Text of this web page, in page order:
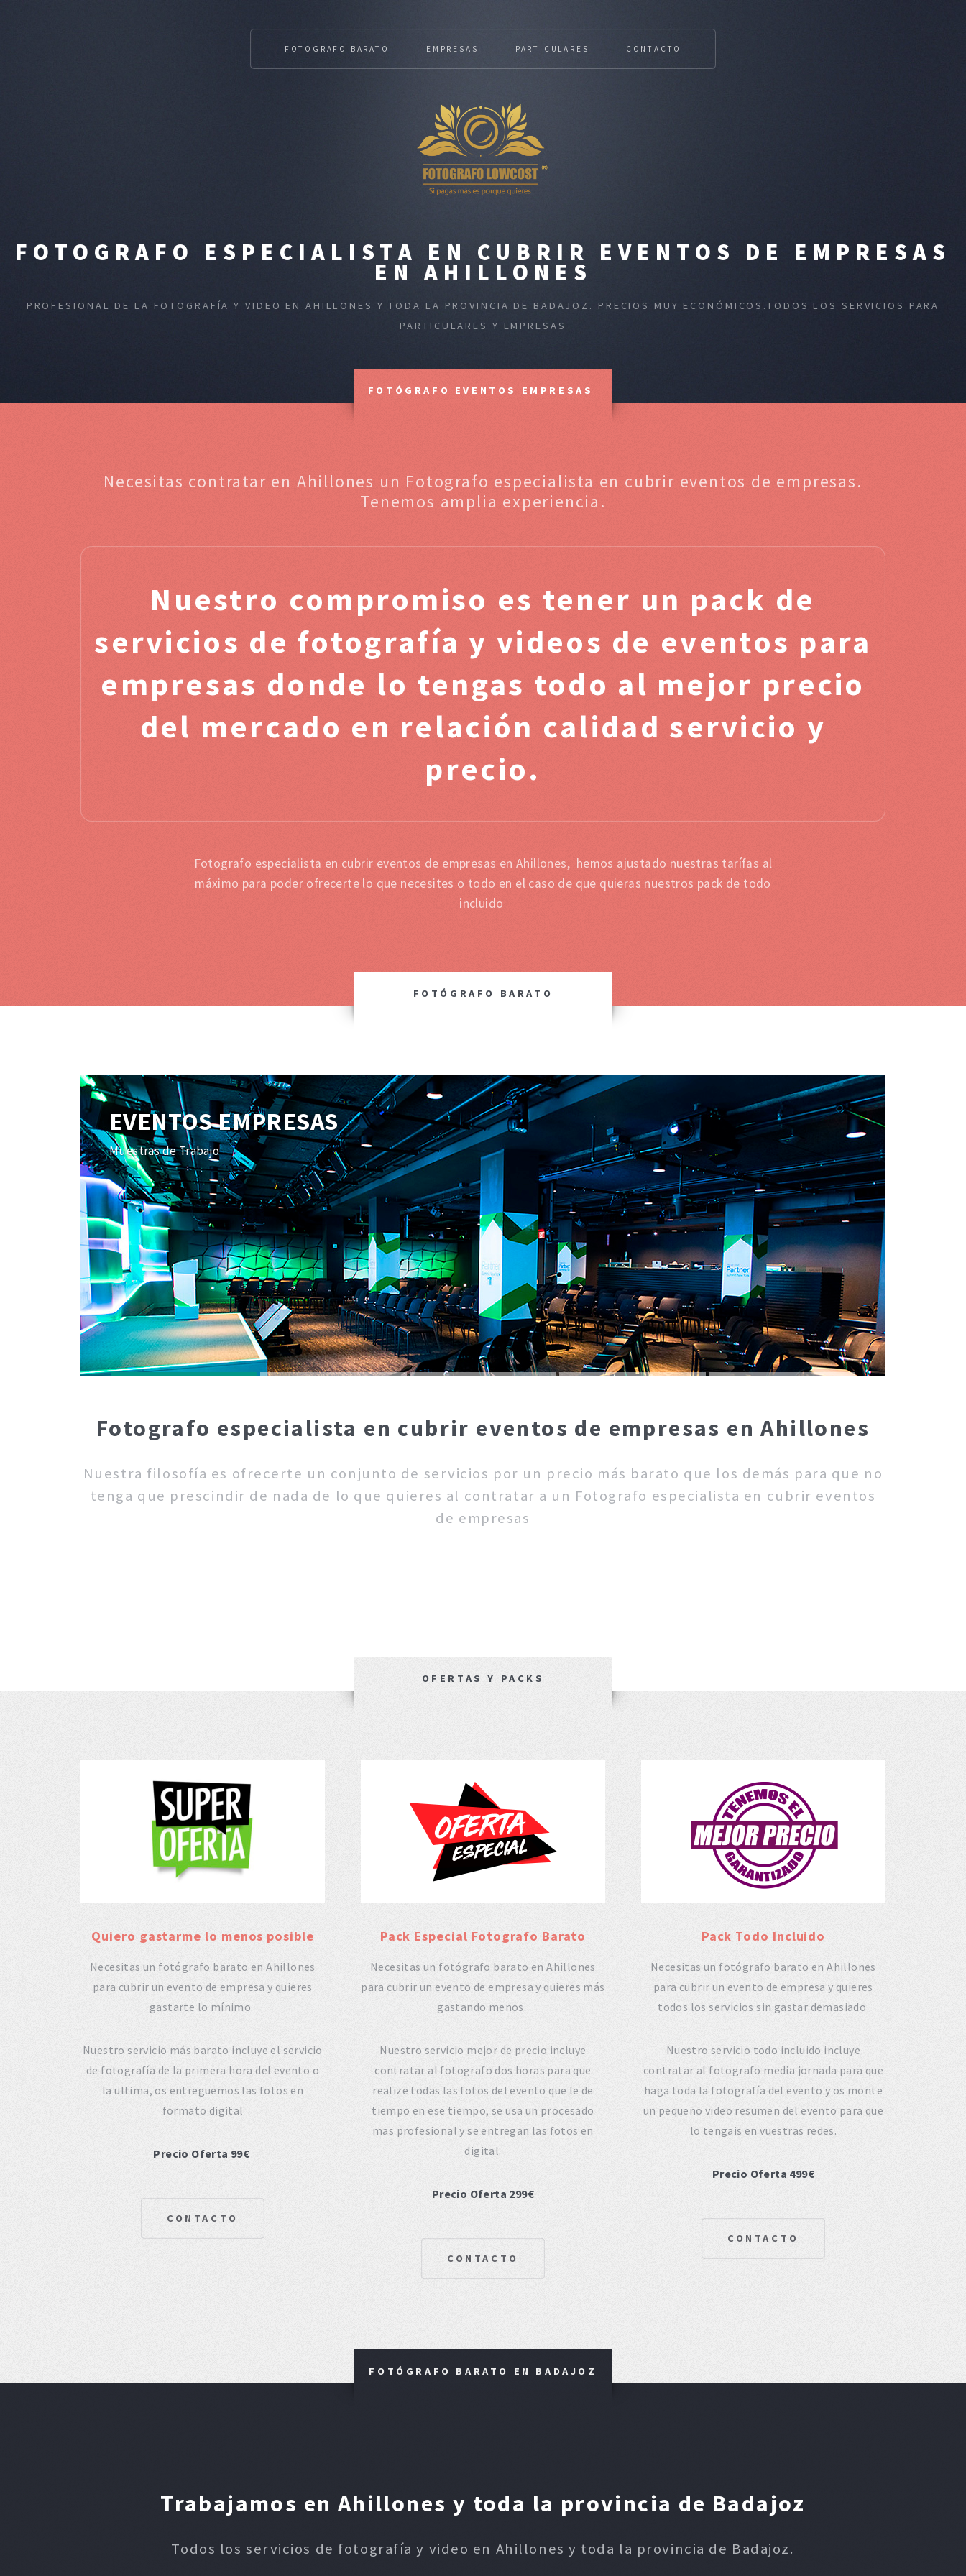
FOTOGRAFO ESPECIALISTA EN CUBRIR EVENTOS DE EMPRESAS
EN AHILLONES
PROFESIONAL DE LA FOTOGRAFÍA Y VIDEO EN AHILLONES Y TODA LA PROVINCIA DE BADAJOZ. PRECIOS MUY ECONÓMICOS.TODOS LOS SERVICIOS PARA
PARTICULARES Y EMPRESAS
FOTOGRAFO BARATO EMPRESAS PARTICULARES CONTACTO
FOTÓGRAFO EVENTOS EMPRESAS
Necesitas contratar en Ahillones un Fotografo especialista en cubrir eventos de empresas.
Tenemos amplia experiencia.
Nuestro compromiso es tener un pack de
servicios de fotografía y videos de eventos para
empresas donde lo tengas todo al mejor precio
del mercado en relación calidad servicio y
precio.
Fotografo especialista en cubrir eventos de empresas en Ahillones, hemos ajustado nuestras tarífas al
máximo para poder ofrecerte lo que necesites o todo en el caso de que quieras nuestros pack de todo
incluido
FOTÓGRAFO BARATO
EVENTOS EMPRESAS
Muestras de Trabajo
Fotografo especialista en cubrir eventos de empresas en Ahillones
Nuestra filosofía es ofrecerte un conjunto de servicios por un precio más barato que los demás para que no
tenga que prescindir de nada de lo que quieres al contratar a un Fotografo especialista en cubrir eventos
de empresas
OFERTAS Y PACKS
Quiero gastarme lo menos posible
Necesitas un fotógrafo barato en Ahillones
para cubrir un evento de empresa y quieres
gastarte lo mínimo.
Nuestro servicio más barato incluye el servicio
de fotografía de la primera hora del evento o
la ultima, os entreguemos las fotos en
formato digital
Precio Oferta 99€
CONTACTO
Pack Especial Fotografo Barato
Necesitas un fotógrafo barato en Ahillones
para cubrir un evento de empresa y quieres más
gastando menos.
Nuestro servicio mejor de precio incluye
contratar al fotografo dos horas para que
realize todas las fotos del evento que le de
tiempo en ese tiempo, se usa un procesado
mas profesional y se entregan las fotos en
digital.
Precio Oferta 299€
CONTACTO
Pack Todo Incluido
Necesitas un fotógrafo barato en Ahillones
para cubrir un evento de empresa y quieres
todos los servicios sin gastar demasiado
Nuestro servicio todo incluido incluye
contratar al fotografo media jornada para que
haga toda la fotografía del evento y os monte
un pequeño video resumen del evento para que
lo tengais en vuestras redes.
Precio Oferta 499€
CONTACTO
FOTÓGRAFO BARATO EN BADAJOZ
Trabajamos en Ahillones y toda la provincia de Badajoz
Todos los servicios de fotografía y video en Ahillones y toda la provincia de Badajoz.